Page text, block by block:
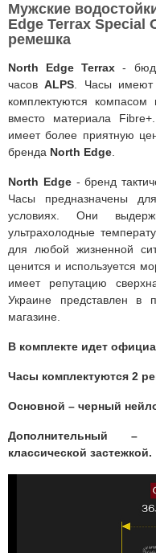
Мужские
Edge Terrax Special
ремешка
North Edge Terrax -
часовALPS . Часы
комплектуются
вместо материала
имеет более приятную
бренда North Edge
North Edge- бренд
Часы предназначены
условиях. Они
ультрахолодные
для любой жизненной
ценится и используется
имеет репутацию
Украине представлен в
магазине.
В комплекте идет
Часы комплектуются 2
Основной – черный
Дополнительный
классической застежкой.